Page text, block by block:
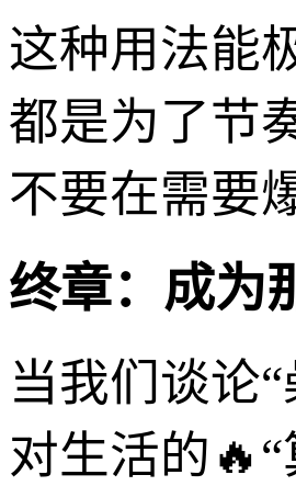
这种用法能
都是为了节
不要在需要
终章：成为
当我们谈论
对生活的